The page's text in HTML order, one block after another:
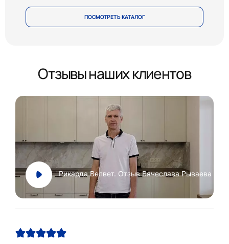
ПОСМОТРЕТЬ КАТАЛОГ
Отзывы наших клиентов
Рикарда Велвет. Отзыв Вячеслава Рываева